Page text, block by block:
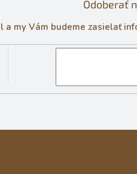
Odoberať
my Vám budeme zasielať